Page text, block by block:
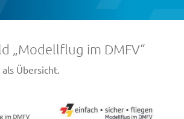
„Modellflug im DMFV“
Übersicht.